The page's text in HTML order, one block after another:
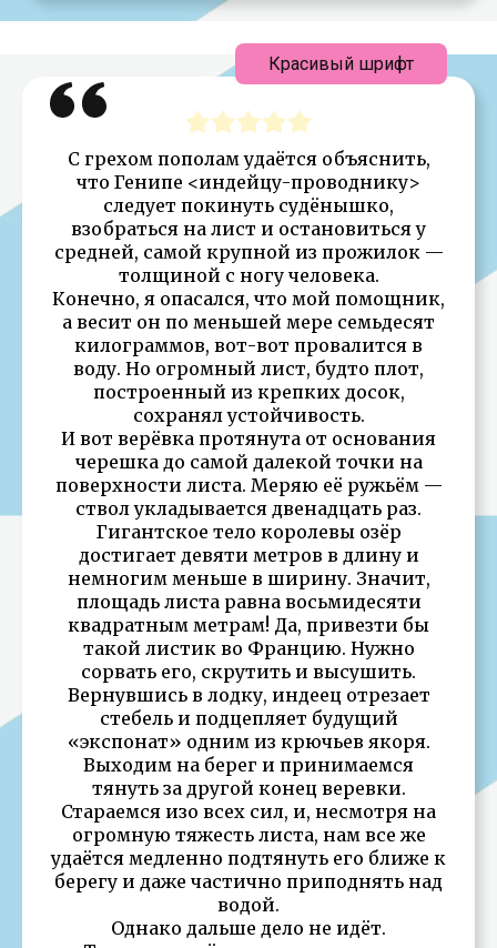
С грехом пополам удаётся объяснить,
что Генипе <индейцу-проводнику>
следует покинуть судёнышко,
взобраться на лист и остановиться у
средней, самой крупной из прожилок —
толщиной с ногу человека.
Конечно, я опасался, что мой помощник,
а весит он по меньшей мере семьдесят
килограммов, вот-вот провалится в
воду. Но огромный лист, будто плот,
построенный из крепких досок,
сохранял устойчивость.
И вот верёвка протянута от основания
черешка до самой далекой точки на
поверхности листа. Меряю её ружьём —
ствол укладывается двенадцать раз.
Гигантское тело королевы озёр
достигает девяти метров в длину и
немногим меньше в ширину. Значит,
площадь листа равна восьмидесяти
квадратным метрам! Да, привезти бы
такой листик во Францию. Нужно
сорвать его, скрутить и высушить.
Вернувшись в лодку, индеец отрезает
стебель и подцепляет будущий
«экспонат» одним из крючьев якоря.
Выходим на берег и принимаемся
тянуть за другой конец веревки.
Стараемся изо всех сил, и, несмотря на
огромную тяжесть листа, нам все же
удаётся медленно подтянуть его ближе к
берегу и даже частично приподнять над
водой.
Однако дальше дело не идёт.
Красивый шрифт